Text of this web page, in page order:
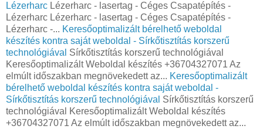
Lézerharc Lézerharc - lasertag - Céges Csapatépítés -
Lézerharc Lézerharc - lasertag - Céges Csapatépítés -
Lézerharc -... Keresőoptimalizált bérelhető weboldal
készítés kontra saját weboldal - Sírkőtisztítás korszerű
technológiával Sírkőtisztítás korszerű technológiával
Keresőoptimalizált Weboldal készítés +36704327071 Az
elmúlt időszakban megnövekedett az... Keresőoptimalizált
bérelhető weboldal készítés kontra saját weboldal -
Sírkőtisztítás korszerű technológiával Sírkőtisztítás korszerű
technológiával Keresőoptimalizált Weboldal készítés
+36704327071 Az elmúlt időszakban megnövekedett az...